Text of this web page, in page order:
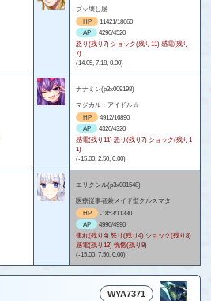
ブッ壊し屋
HP
11421/18660
AP
4290/4520
怒り(残り7) ショック(残り11) 感電(残り
7)
(14.05, 7.18, 0.00)
ナナミン(p3x009198)
マジカル・アイドル☆
HP
4912/16890
AP
4320/4320
感電(残り11) 怒り(残り7) ショック(残り1
1)
(-15.00, 2.50, 0.00)
エリクシル(p3x001548)
医療従事者兼メイド型クルスマタ
HP
-1853/11330
AP
4990/4990
痺れ(残り4) 怒り(残り4) ショック(残り8)
感電(残り12) 恍惚(残り8)
(-15.00, 7.50, 0.00)
WYA7371